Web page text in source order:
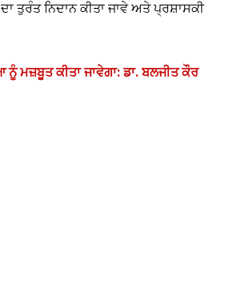
ਤੁਰੰਤ ਨਿਦਾਨ ਕੀਤਾ ਜਾਵੇ ਅਤੇ ਪ੍ਰਸ਼ਾਸਕੀ
ਮਜ਼ਬੂਤ ​​ਕੀਤਾ ਜਾਵੇਗਾ: ਡਾ. ਬਲਜੀਤ ਕੌਰ